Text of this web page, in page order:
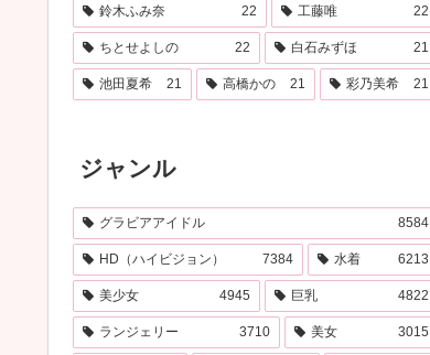
鈴木ふみ奈 22 工藤唯 22
ちとせよしの 22 白石みずほ 21
池田夏希 21 高橋かの 21 彩乃美希 21
ジャンル
グラビアアイドル 8584
HD（ハイビジョン） 7384 水着 6213
美少女 4945 巨乳 4822
ランジェリー 3710 美女 3015